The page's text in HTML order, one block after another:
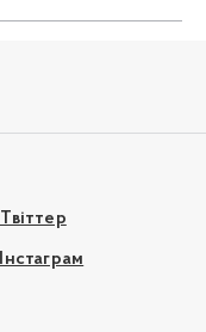
Твіттер
Інстаграм